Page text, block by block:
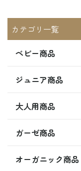
カテゴリ一覧
ベビー商品
ジュニア商品
大人用商品
ガーゼ商品
オーガニック商品